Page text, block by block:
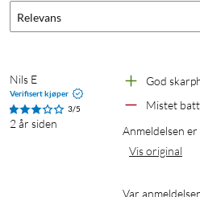
Se alle detaljer forvrengningsfritt
4K HDR-video
Enda bedre nattsyn med
Relevans
Nils E
Verifisert kjøper
3/5
2 år siden
God
Mistet
Anmeldelsen
Vis original
Var